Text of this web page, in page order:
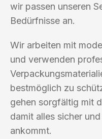
wir passen unseren
Bedürfnisse an.
Wir arbeiten mit
und verwenden
bestmöglich zu
gehen sorgfältig mit
damit alles sicher
ankommt.